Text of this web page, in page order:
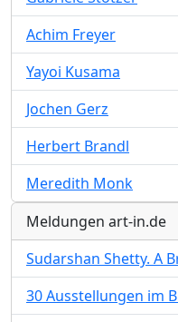
Achim Freyer
Yayoi Kusama
Jochen Gerz
Herbert Brandl
Meredith Monk
Meldungen art-in.de
Sudarshan Shetty. A
30 Ausstellungen im